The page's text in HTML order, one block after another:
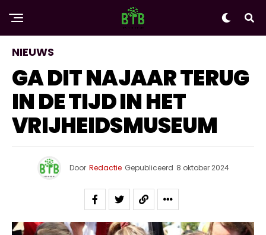
NIEUWS
GA DIT NAJAAR TERUG
IN DE TIJD IN HET
VRIJHEIDSMUSEUM
Door Redactie Gepubliceerd 8 oktober 2024